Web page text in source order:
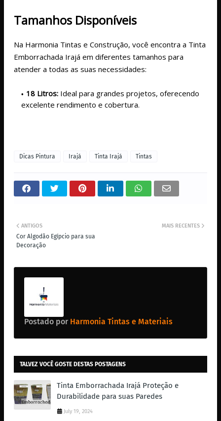
Tamanhos Disponíveis
Na Harmonia Tintas e Construção, você encontra a Tinta
Emborrachada Irajá em diferentes tamanhos para
atender a todas as suas necessidades:
18 Litros: Ideal para grandes projetos, oferecendo
excelente rendimento e cobertura.
Dicas Pintura Irajá Tinta Irajá Tintas
MAIS RECENTES
ANTIGOS
Cor Algodão Egípcio para sua
Decoração
Postado por Harmonia Tintas e Materiais
TALVEZ VOCÊ GOSTE DESTAS POSTAGENS
Tinta Emborrachada Irajá Proteção e
Durabilidade para suas Paredes
July 19, 2024